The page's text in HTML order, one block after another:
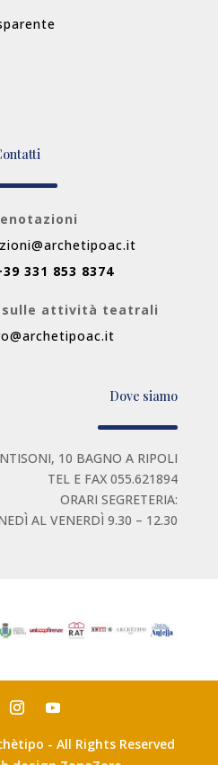
331 853 8374
sulle attività teatrali
Dove siamo
10 BAGNO A RIPOLI
TEL E FAX 055.621894
ORARI SEGRETERIA:
AL VENERDÌ 9.30 – 12.30
- All Rights Reserved